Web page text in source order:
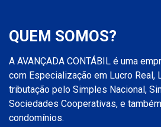
QUEM SOMOS?
A AVANÇADA CONTÁBIL é uma
com Especialização em Lucro Real,
tributação pelo Simples Nacional,
Sociedades Cooperativas, e
condomínios.